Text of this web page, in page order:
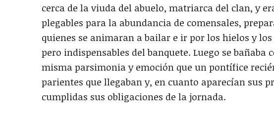
cerca de la viuda del abuelo, matriarca del clan, y
plegables para la abundancia de comensales,
quienes se animaran a bailar e ir por los hielos y
pero indispensables del banquete. Luego se bañaba
misma parsimonia y emoción que un pontífice
parientes que llegaban y, en cuanto aparecían sus
cumplidas sus obligaciones de la jornada.